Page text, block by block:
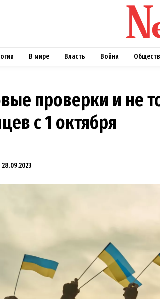
В мире Власть Война
проверки и не
с 1 октября
28.09.2023